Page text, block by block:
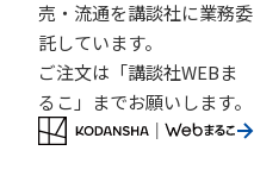
売・流通を講談社に業務委
託しています。
ご注文は「講談社WEBま
るこ」までお願いします。